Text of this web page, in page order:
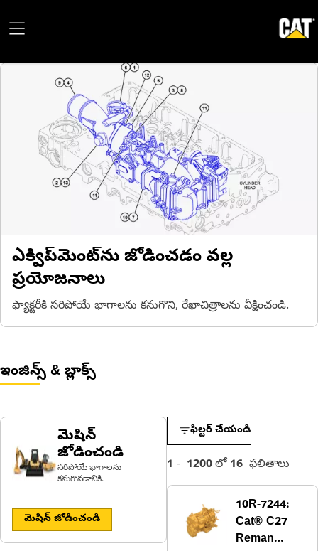
ఎక్విప్‌మెంట్‌ను జోడించడం వల్ల
ప్రయోజనాలు
ఫ్యాక్టరీకి సరిపోయే భాగాలను కనుగొని, రేఖాచిత్రాలను వీక్షించండి.
ఇంజిన్స్ & బ్లాక్స్
మెషిన్
జోడించండి
సరిపోయే భాగాలను
కనుగొనడానికి.
మెషిన్ జోడించండి
ఫిల్టర్ చేయండి
1 - 1200లో 16 ఫలితాలు
10R-7244:
Cat® C27
Reman